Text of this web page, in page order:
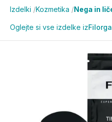
Izdelki /Kozmetika /Nega in
Oglejte si vse izdelke izFilorga